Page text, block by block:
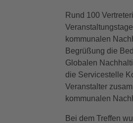
Rund 100
kommunalen
Begrüßung die
Globalen
die Servicestelle
Veranstalter
kommunalen
Bei dem Treffen